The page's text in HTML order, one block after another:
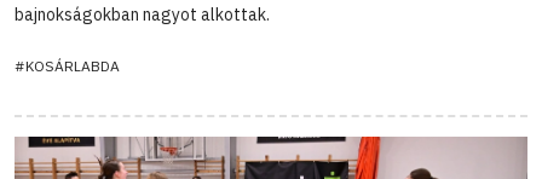
bajnokságokban nagyot alkottak.
#KOSÁRLABDA